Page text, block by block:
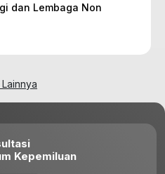
dan Lembaga Non
Kepemiluan